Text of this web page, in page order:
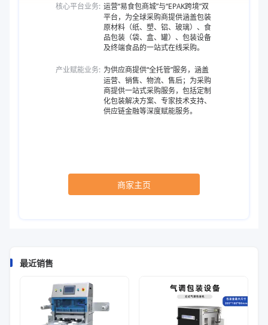
核心平台业务: 运营“易食包商城”与“EPAK跨境”双
平台，为全球采购商提供涵盖包装
原材料（纸、塑、铝、玻璃）、食
品包装（袋、盒、罐）、包装设备
及终端食品的一站式在线采购。
产业赋能业务: 为供应商提供“全托管”服务，涵盖
运营、销售、物流、售后；为采购
商提供一站式采购服务，包括定制
化包装解决方案、专家技术支持、
供应链金融等深度赋能服务。
商家主页
最近销售